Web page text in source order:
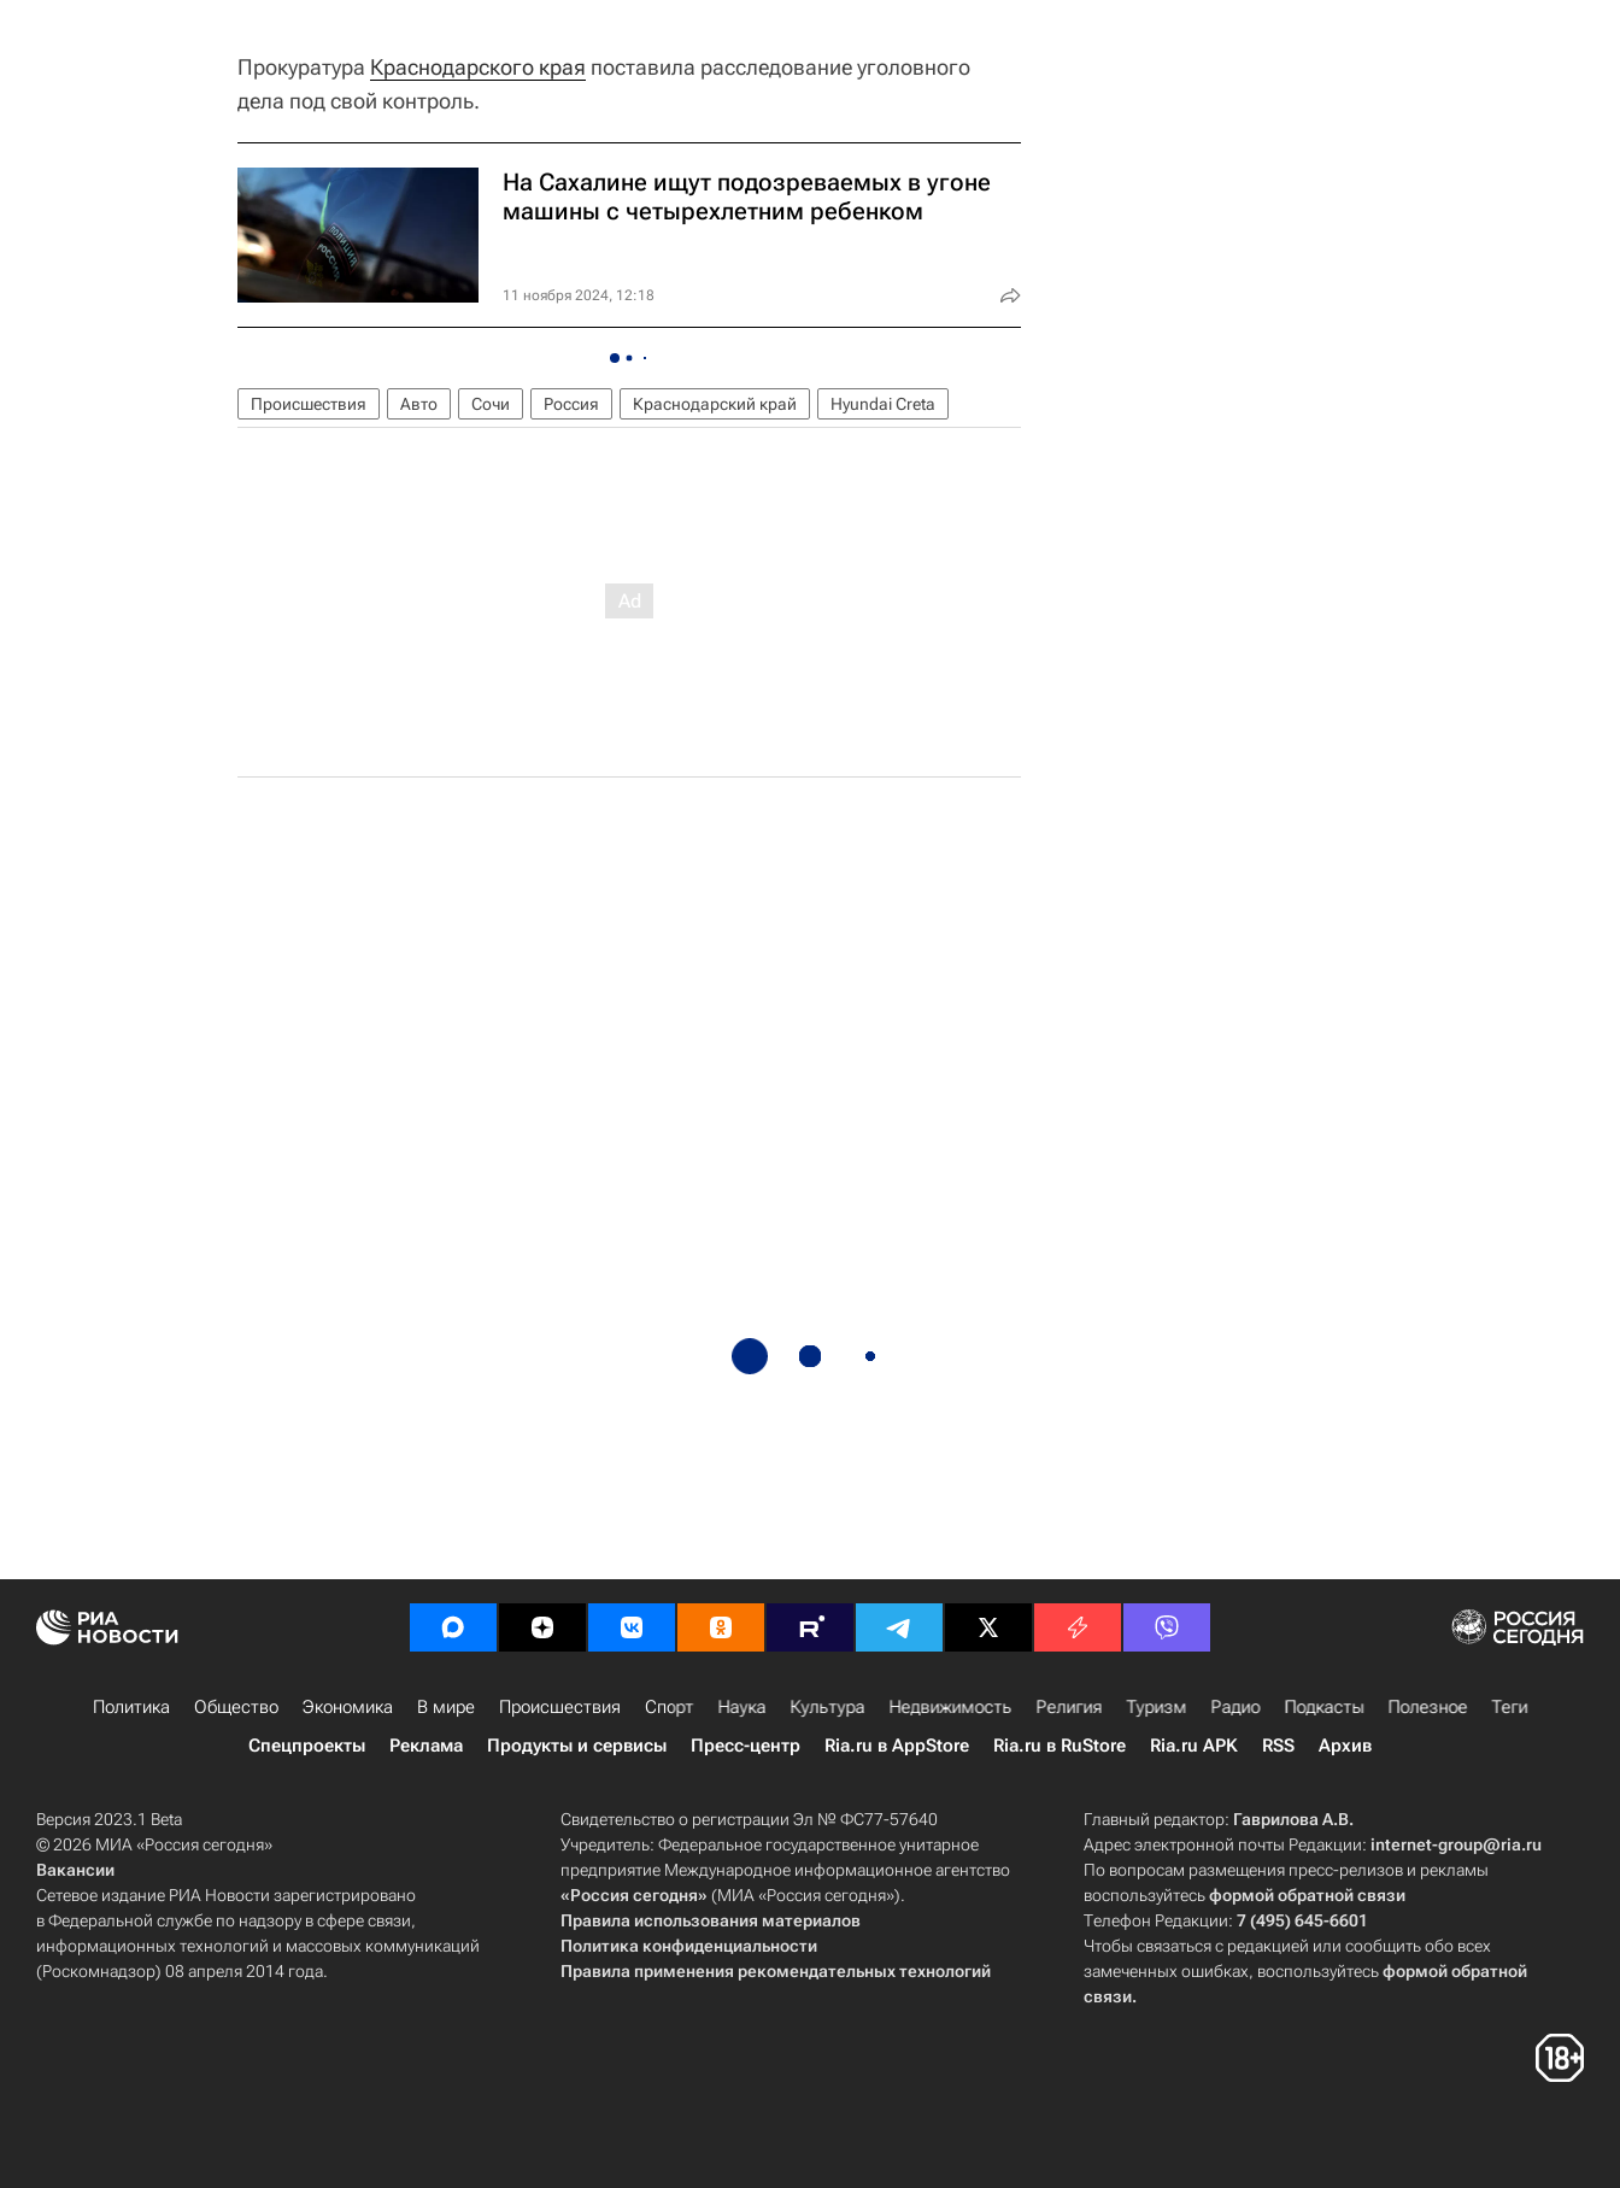
Прокуратура Краснодарского края поставила расследование уголовного
дела под свой контроль.
На Сахалине ищут подозреваемых в угоне
машины с четырехлетним ребенком
11 ноября 2024, 12:18
Происшествия Авто Сочи Россия Краснодарский край Hyundai Creta
Политика Общество Экономика В мире Происшествия Спорт Наука Культура Недвижимость Религия Туризм Радио Подкасты Полезное
Теги
Спецпроекты
Реклама Продукты и сервисы Пресс-центр Ria.ru в AppStore Ria.ru в RuStore Ria.ru APK RSS Архив
Версия 2023.1 Beta
© 2026 МИА «Россия сегодня»
Вакансии
Сетевое издание РИА Новости зарегистрировано
в Федеральной службе по надзору в сфере связи,
информационных технологий и массовых коммуникаций
(Роскомнадзор) 08 апреля 2014 года.
Свидетельство о регистрации Эл № ФС77-57640
Учредитель: Федеральное государственное унитарное
предприятие Международное информационное агентство
«Россия сегодня» (МИА «Россия сегодня»).
Правила использования материалов
Политика конфиденциальности
Правила применения рекомендательных технологий
Главный редактор: Гаврилова А.В.
Адрес электронной почты Редакции:internet-group@ria.ru
По вопросам размещения пресс-релизов и рекламы
воспользуйтесьформой обратной связи
Телефон Редакции:7 (495) 645-6601
Чтобы связаться с редакцией или сообщить обо всех
замеченных ошибках, воспользуйтесьформой обратной
связи.